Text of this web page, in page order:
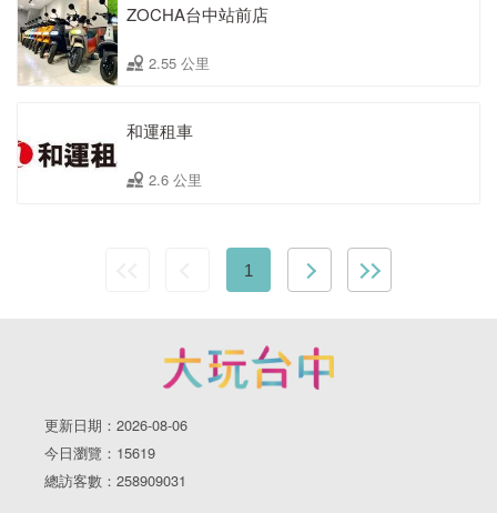
ZOCHA台中站前店
2.55 公里
和運租車
2.6 公里
1
更新日期：2026-08-06
今日瀏覽：15619
總訪客數：258909031